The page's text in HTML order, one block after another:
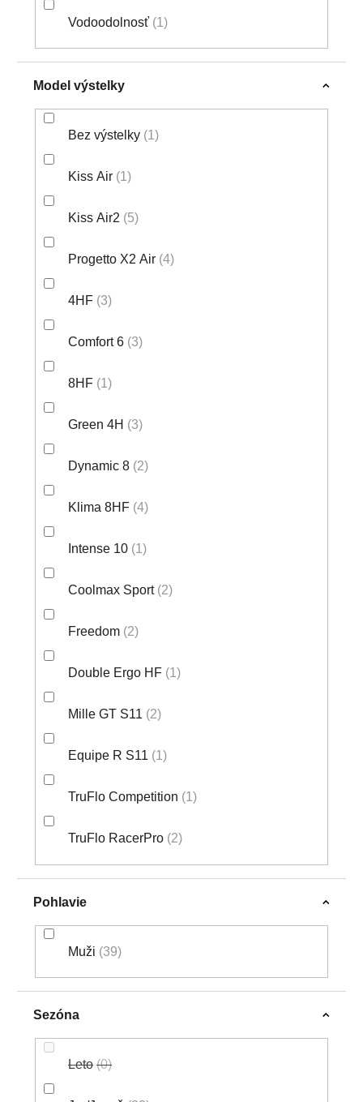
Vodoodolnosť 1
Model výstelky
Bez výstelky 1
Kiss Air 1
Kiss Air2 5
Progetto X2 Air 4
4HF 3
Comfort 6 3
8HF 1
Green 4H 3
Dynamic 8 2
Klima 8HF 4
Intense 10 1
Coolmax Sport 2
Freedom 2
Double Ergo HF 1
Mille GT S11 2
Equipe R S11 1
TruFlo Competition 1
TruFlo RacerPro 2
Pohlavie
Muži 39
Sezóna
Leto 0